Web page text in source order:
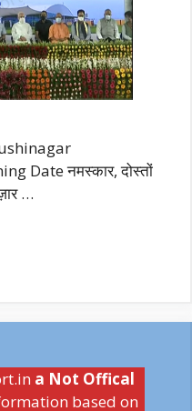
Date नमस्कार, दोस्तों
…
a Not Offical
based on